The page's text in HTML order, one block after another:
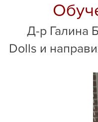
Д-р Галина
Dolls и